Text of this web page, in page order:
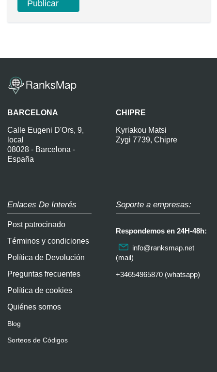
BARCELONA
Calle Eugeni D'Ors, 9,
local
08028 - Barcelona -
España
CHIPRE
Kyriakou Matsi
Zygi 7739, Chipre
Enlaces De Interés
Post patrocinado
Términos y condiciones
Política de Devolución
Preguntas frecuentes
Política de cookies
Quiénes somos
Blog
Sorteos de Códigos
Soporte a empresas:
Respondemos en 24H-48h:
info@ranksmap.net
(mail)
+34654965870 (whatsapp)